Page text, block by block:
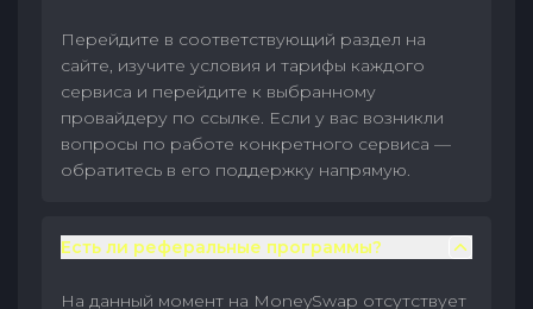
Перейдите в соответствующий раздел на
сайте, изучите условия и тарифы каждого
сервиса и перейдите к выбранному
провайдеру по ссылке. Если у вас возникли
вопросы по работе конкретного сервиса —
обратитесь в его поддержку напрямую.
Есть ли реферальные программы?
На данный момент на MoneySwap отсутствует